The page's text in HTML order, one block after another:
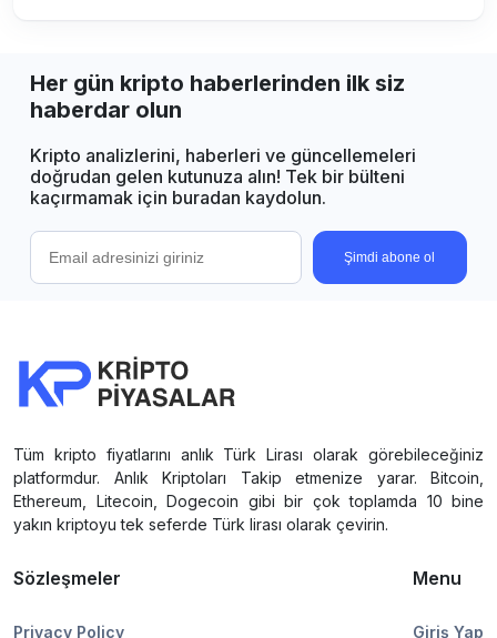
Her gün kripto haberlerinden ilk siz
haberdar olun
Kripto analizlerini, haberleri ve güncellemeleri
doğrudan gelen kutunuza alın! Tek bir bülteni
kaçırmamak için buradan kaydolun.
Şimdi abone ol
Tüm kripto fiyatlarını anlık Türk Lirası olarak görebileceğiniz
platformdur. Anlık Kriptoları Takip etmenize yarar. Bitcoin,
Ethereum, Litecoin, Dogecoin gibi bir çok toplamda 10 bine
yakın kriptoyu tek seferde Türk lirası olarak çevirin.
Sözleşmeler
Privacy Policy
Menu
Giriş Yap